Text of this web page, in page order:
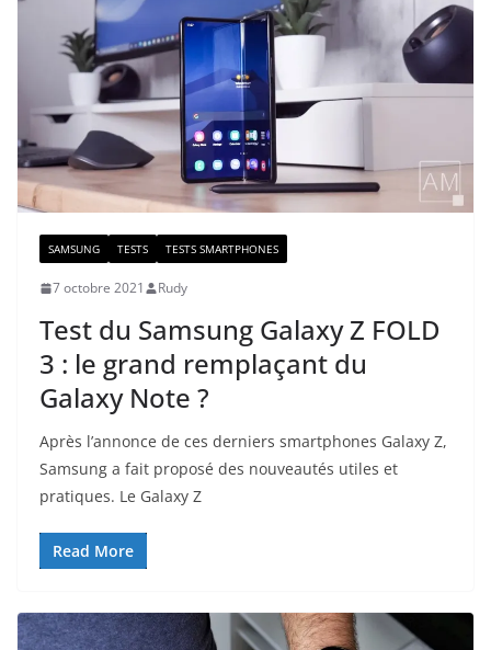
SAMSUNG TESTS TESTS SMARTPHONES
7 octobre 2021 Rudy
Test du Samsung Galaxy Z FOLD
3 : le grand remplaçant du
Galaxy Note ?
Après l’annonce de ces derniers smartphones Galaxy Z,
Samsung a fait proposé des nouveautés utiles et
pratiques. Le Galaxy Z
Read More